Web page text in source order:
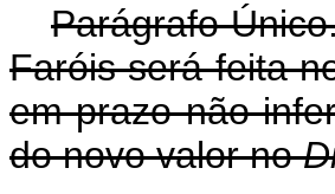
Parágrafo
Faróis será feita
em prazo não
do novo valor no